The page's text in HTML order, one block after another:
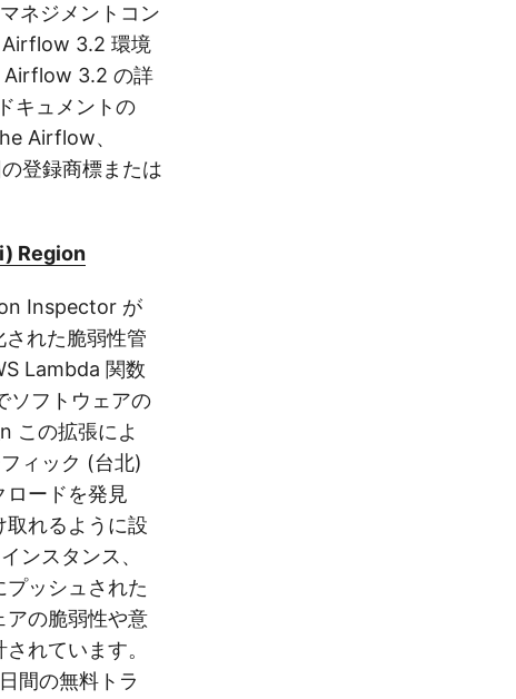
ネジメントコン
Airflow 3.2 環境
Airflow 3.2 の詳
キュメントの
Airflow、
登録商標または
Region
Inspector が
れた脆弱性管
Lambda 関数
ソフトウェアの
この拡張によ
ィック (台北)
ロードを発見
取れるように設
ンスタンス、
ッシュされた
アの脆弱性や意
れています。
間の無料トラ